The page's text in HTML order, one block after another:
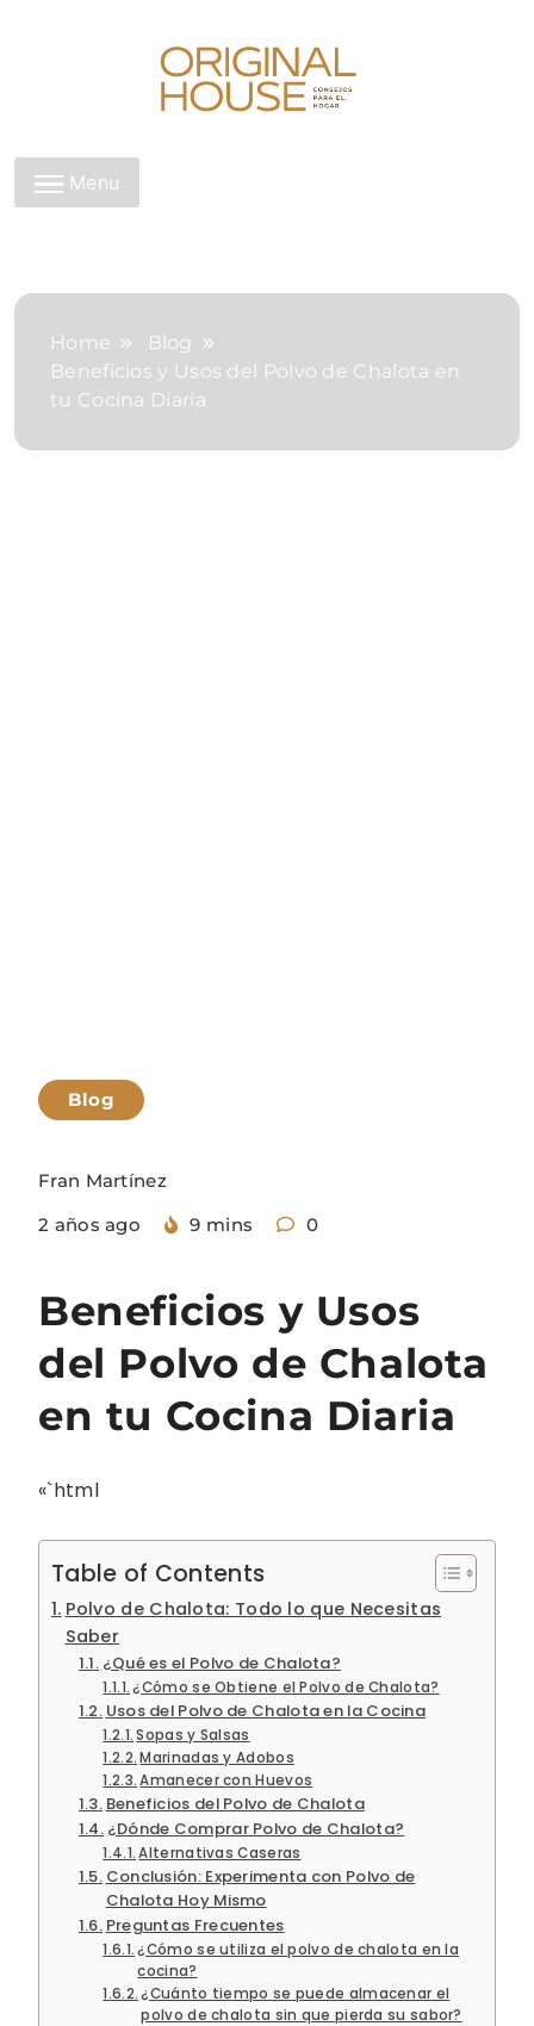
Original House
Menu
Home
Blog
Beneficios y Usos del Polvo de Chalota en
tu Cocina Diaria
Blog
Fran Martínez
2 años ago
9 mins 0
Beneficios y Usos
del Polvo de Chalota
en tu Cocina Diaria
«`html
Table of Contents
Polvo de Chalota: Todo lo que Necesitas
Saber
¿Qué es el Polvo de Chalota?
¿Cómo se Obtiene el Polvo de Chalota?
Usos del Polvo de Chalota en la Cocina
Sopas y Salsas
Marinadas y Adobos
Amanecer con Huevos
Beneficios del Polvo de Chalota
¿Dónde Comprar Polvo de Chalota?
Alternativas Caseras
Conclusión: Experimenta con Polvo de
Chalota Hoy Mismo
Preguntas Frecuentes
¿Cómo se utiliza el polvo de chalota en la
cocina?
¿Cuánto tiempo se puede almacenar el
polvo de chalota sin que pierda su sabor?